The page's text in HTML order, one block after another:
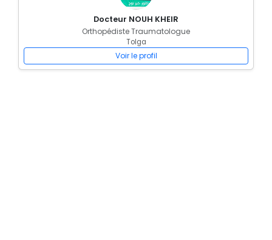
Docteur NOUH KHEIR
Orthopédiste Traumatologue
Tolga
Voir le profil